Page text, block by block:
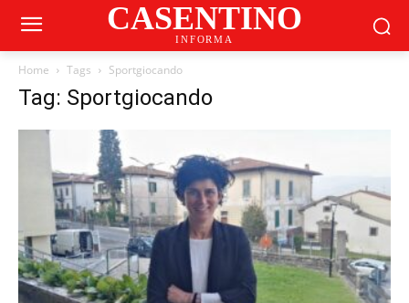
CASENTINO
INFORMA
Home Tags Sportgiocando
Tag: Sportgiocando